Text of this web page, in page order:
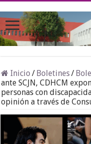
Inicio / Boletines/
ante SCJN, CDHCM
personas con
opinión a través de